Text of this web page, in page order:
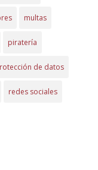
multas
piratería
de datos
redes sociales